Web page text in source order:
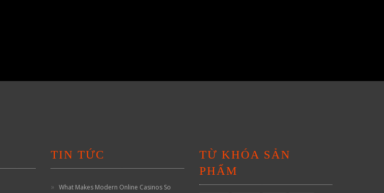
TIN TỨC
What Makes Modern Online Casinos So
TỪ KHÓA SẢN
PHẨM